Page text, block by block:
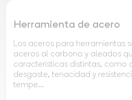
Herramienta de acero
Los aceros para herramientas
aceros al carbono y aleados
características distintas, como
desgaste, tenacidad y
tempe...